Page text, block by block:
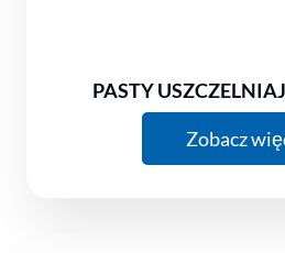
PASTY
Zobacz